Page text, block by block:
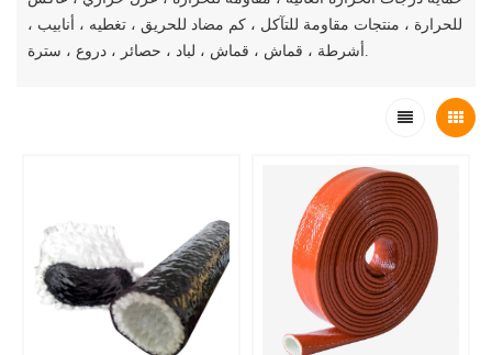
للحرارة ، منتجات مقاومة للتآكل ، كم مضاد للحريق ، تغطيه ، أنابيب ،